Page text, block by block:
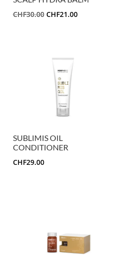
CHF30.00 IL
CHF30.00.
CHF21.00IL
SUBLIMIS OIL
CONDITIONER
CHF29.00